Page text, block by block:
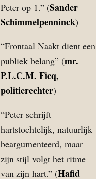
Peter op 1.” (Sander
Schimmelpenninck)
“Frontaal Naakt dient een
publiek belang” (mr.
P.L.C.M. Ficq,
politierechter)
“Peter schrijft
hartstochtelijk, natuurlijk
beargumenteerd, maar
zijn stijl volgt het ritme
van zijn hart.” (Hafid